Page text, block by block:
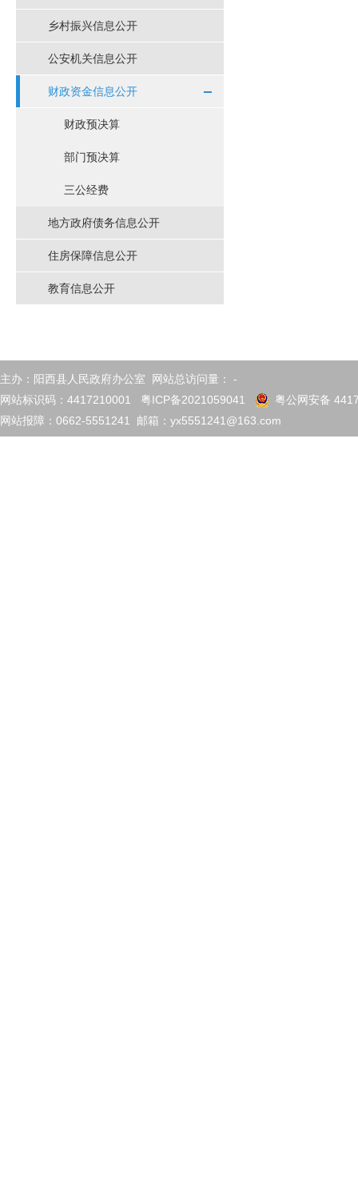
乡村振兴信息公开
公安机关信息公开
财政资金信息公开
财政预决算
部门预决算
三公经费
地方政府债务信息公开
住房保障信息公开
教育信息公开
主办：阳西县人民政府办公室 网站总访问量： -
网站标识码：4417210001 粤ICP备2021059041
粤公网安备
网站报障：0662-5551241 邮箱：yx5551241@163.com